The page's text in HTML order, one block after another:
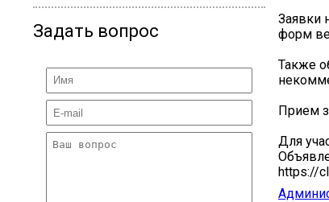
Задать вопрос
Заявки
форм
Также
Прием
Для
https://